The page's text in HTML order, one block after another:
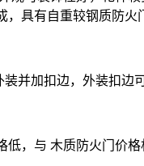
具有自重较钢质防火
加扣边，外装扣边可
低，与 木质防火门价